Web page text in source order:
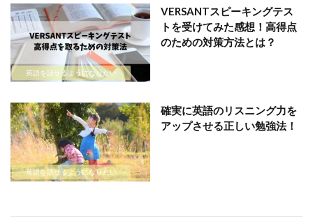
英語を話せるようになりたい
VERSANTスピーキングテス
トを受けてみた感想！高得点
のための対策方法とは？
英語を話せるようになりたい
確実に英語のリスニング力を
アップさせる正しい勉強法！